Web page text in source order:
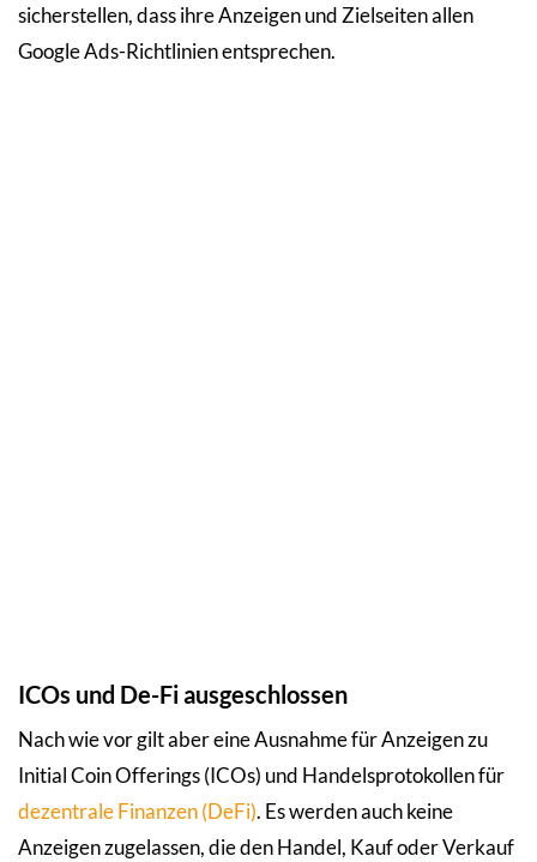
sicherstellen, dass ihre Anzeigen und Zielseiten allen
Google Ads-Richtlinien entsprechen.
ICOs und De-Fi ausgeschlossen
Nach wie vor gilt aber eine Ausnahme für Anzeigen zu
Initial Coin Offerings (ICOs) und Handelsprotokollen für
dezentrale Finanzen (DeFi). Es werden auch keine
Anzeigen zugelassen, die den Handel, Kauf oder Verkauf